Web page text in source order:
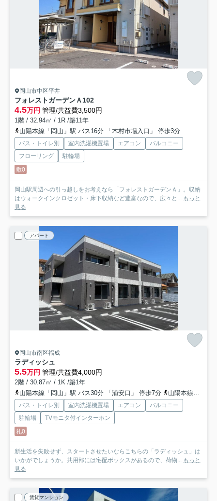
岡山市中区平井
フォレストガーデンＡ102
4.5万円 管理/共益費3,500円
1階 / 32.94㎡ / 1R /築11年
山陽本線「岡山」駅 バス16分 「木村市場入口」 停歩3分
バス・トイレ別 室内洗濯機置場 エアコン
バルコニー
フローリング
駐輪場
敷0
岡山駅周辺への引っ越しをお考えなら「フォレストガーデンＡ」。収納
はウォークインクロゼット・床下収納など豊富なので、広々と... もっと
見る
アパート
岡山市南区福成
ラディッシュ
5.5万円 管理/共益費4,000円
2階 / 30.87㎡ / 1K /築1年
山陽本線「岡山」駅 バス30分 「浦安口」 停歩7分
山陽本線「岡山」駅 徒歩90分
バス・トイレ別 室内洗濯機置場 エアコン
バルコニー
駐輪場
TVモニタ付インターホン
礼0
新生活を失敗せず、スタートさせたいならこちらの「ラディッシュ」は
いかがでしょうか。共用部には宅配ボックスがあるので、荷物... もっと
見る
賃貸マンション